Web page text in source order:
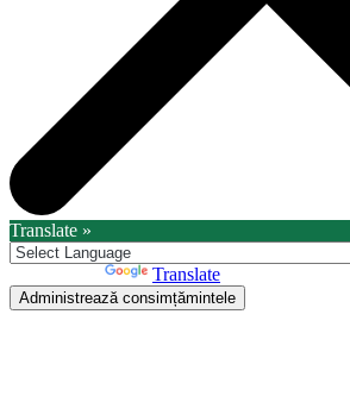
Translate »
Translate
Administrează consimțămintele